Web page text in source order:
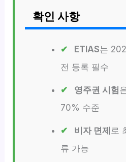
확인 사항
ETIAS는
전 등록 필수
영주권 시험
70% 수준
비자 면제 로
류 가능